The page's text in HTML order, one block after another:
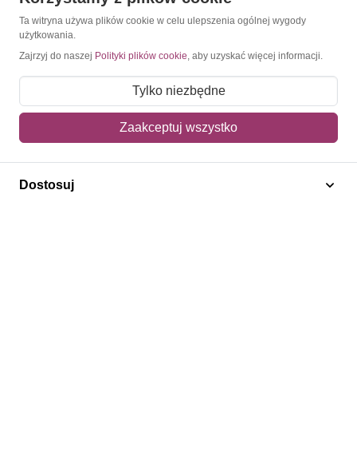
Konto
Moje konto
Mój koszyk
Adres dostawy
Ta witryna używa plików cookie w celu ulepszenia ogólnej wygody
użytkowania.
Zajrzyj do naszej Polityki plików cookie, aby uzyskać więcej informacji.
Tylko niezbędne
Zaakceptuj wszystko
Dostosuj